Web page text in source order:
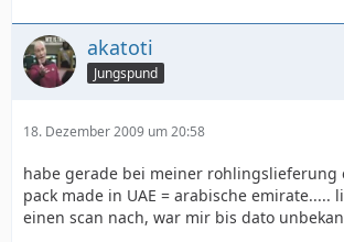
akatoti
Jungspund
18. Dezember 2009 um 20:58
habe gerade bei meiner rohlingslieferung
pack made in UAE = arabische emirate.....
einen scan nach, war mir bis dato